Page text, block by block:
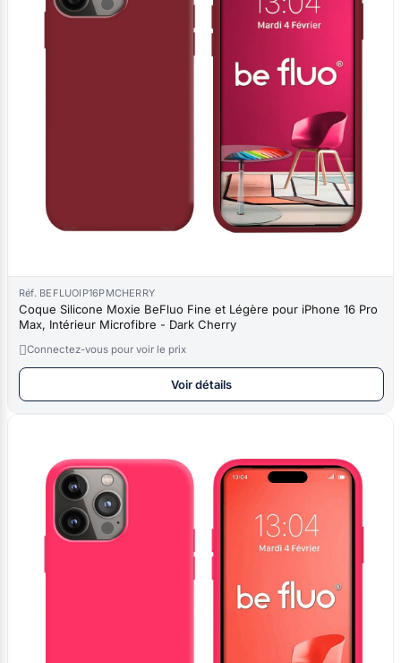
Réf. BEFLUOIP16PMCHERRY
Coque Silicone Moxie BeFluo Fine et Légère pour iPhone 16 Pro
Max, Intérieur Microfibre - Dark Cherry
Connectez-vous pour voir le prix
Voir détails